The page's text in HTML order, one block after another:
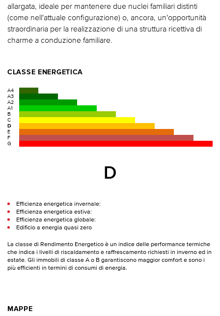
allargata, ideale per mantenere due nuclei familiari distinti
(come nell'attuale configurazione) o, ancora, un'opportunità
straordinaria per la realizzazione di una struttura ricettiva di
charme a conduzione familiare.
CLASSE ENERGETICA
A4
A3
A2
A1
B
C
D
E
F
G
D
Efficienza energetica invernale:
Efficienza energetica estiva:
Efficienza energetica globale:
Edificio a energia quasi zero
La classe di Rendimento Energetico è un indice delle performance termiche
che indica i livelli di riscaldamento e raffrescamento richiesti in inverno ed in
estate. Gli immobili di classe A o B garantiscono maggior comfort e sono i
più efficienti in termini di consumi di energia.
MAPPE